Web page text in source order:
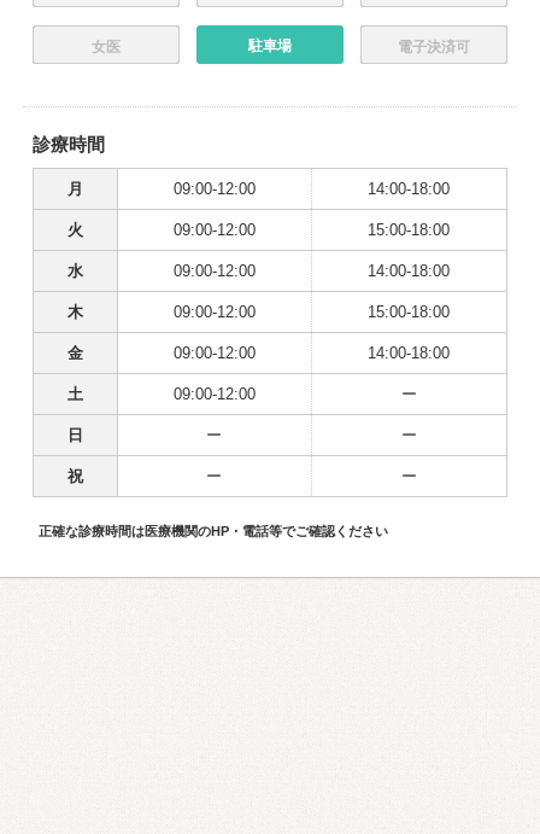
女医 駐車場 電子決済可
診療時間
月 09:00-12:00 14:00-18:00
火 09:00-12:00 15:00-18:00
水 09:00-12:00 14:00-18:00
木 09:00-12:00 15:00-18:00
金 09:00-12:00 14:00-18:00
土 09:00-12:00 ー
日 ー ー
祝 ー ー
正確な診療時間は医療機関のHP・電話等でご確認ください